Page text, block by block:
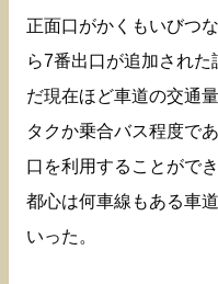
正面口がかくもいびつ
ら7番出口が追加された
だ現在ほど車道の交通
タクか乗合バス程度で
口を利用することがで
都心は何車線もある車
いった。